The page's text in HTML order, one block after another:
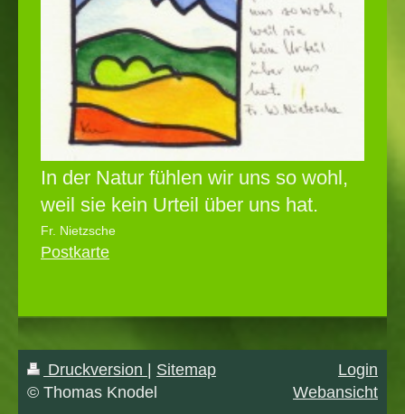
In der Natur fühlen wir uns so wohl,
weil sie kein Urteil über uns hat.
Fr. Nietzsche
Postkarte
Druckversion | Sitemap
© Thomas Knodel
Login
Webansicht